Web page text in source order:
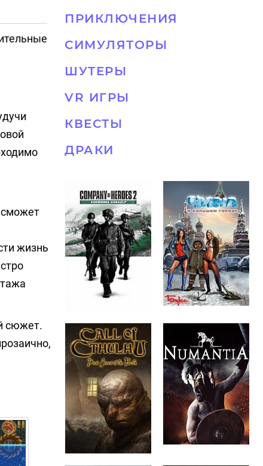
сможет
жизнь
сюжет.
ПРИКЛЮЧЕНИЯ
СИМУЛЯТОРЫ
ШУТЕРЫ
VR ИГРЫ
КВЕСТЫ
ДРАКИ